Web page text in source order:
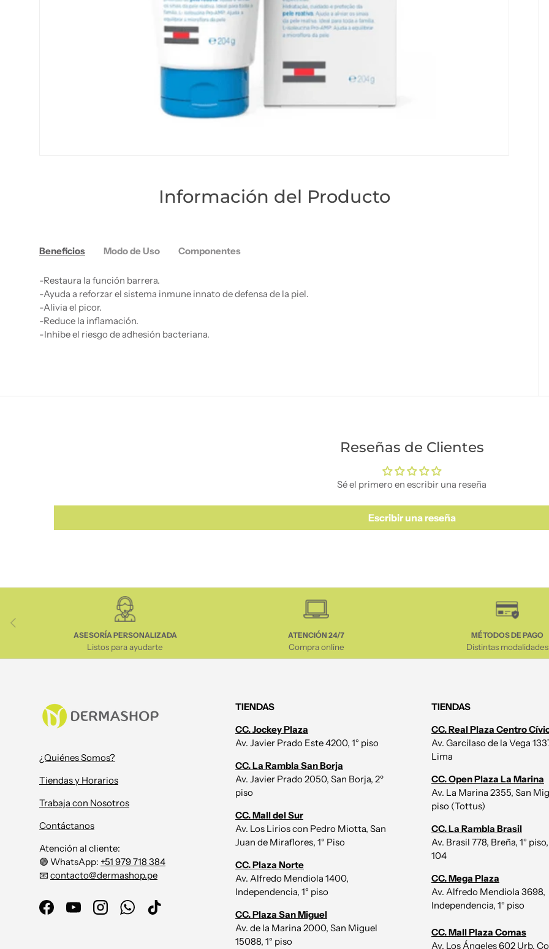
Información del Producto
Beneficios Modo de Uso Componentes
-Restaura la función barrera.
-Ayuda a reforzar el sistema inmune innato de defensa de la piel.
-Alivia el picor.
-Reduce la inflamación.
-Inhibe el riesgo de adhesión bacteriana.
Reseñas de Clientes
Sé el primero en escribir una reseña
Escribir una reseña
Anterior
ASESORÍA PERSONALIZADA
Listos para ayudarte
ATENCIÓN 24/7
Compra online
MÉTODOS DE PAGO
Distintas modalidades
¿Quiénes Somos?
Tiendas y Horarios
Trabaja con Nosotros
Contáctanos
Atención al cliente:
🟢 WhatsApp: +51 979 718 384
📧 contacto@dermashop.pe
FacebookYouTubeInstagramWhatsApp
TikTok
TIENDAS
CC. Jockey Plaza
Av. Javier Prado Este 4200, 1° piso
CC. La Rambla San Borja
Av. Javier Prado 2050, San Borja, 2º
piso
CC. Mall del Sur
Av. Los Lirios con Pedro Miotta, San
Juan de Miraflores, 1° Piso
CC. Plaza Norte
Av. Alfredo Mendiola 1400,
Independencia, 1° piso
CC. Plaza San Miguel
Av. de la Marina 2000, San Miguel
15088, 1° piso
TIENDAS
CC. Real Plaza Centro
Av. Garcilaso de la Vega
Lima
CC. Open Plaza La Marina
Av. La Marina 2355, San
piso (Tottus)
CC. La Rambla Brasil
Av. Brasil 778, Breña, 1°
104
CC. Mega Plaza
Av. Alfredo Mendiola 3698,
Independencia, 1° piso
CC. Mall Plaza Comas
Av. Los Ángeles 602 Urb,